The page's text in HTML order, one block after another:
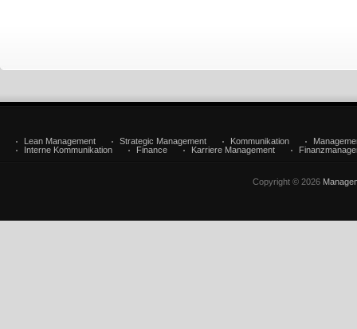
Lean Management Strategic Management Kommunikation
Interne Kommunikation
Finance Karriere Management
Copyright © 2026